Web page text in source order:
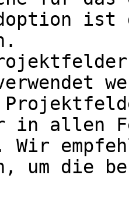
ist
in allen
um die